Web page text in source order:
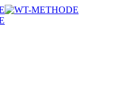
브랜드
브랜드